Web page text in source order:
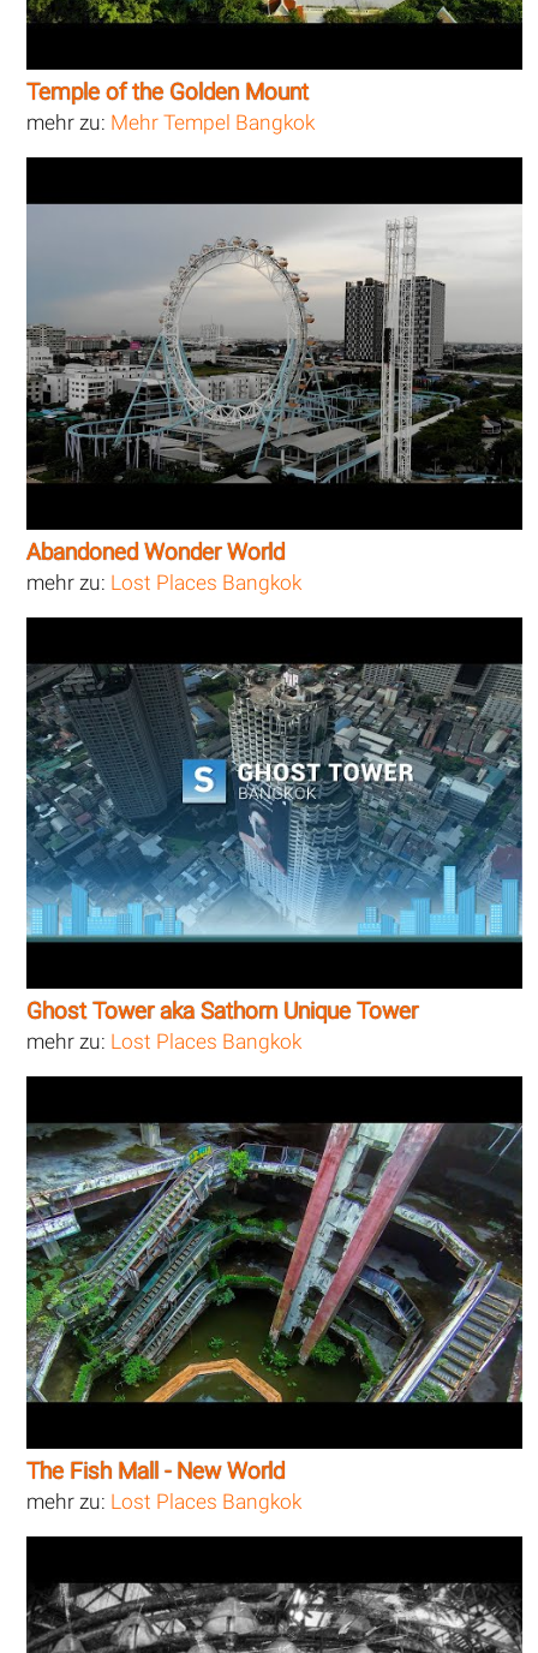
Temple of the Golden Mount
mehr zu: Mehr Tempel Bangkok
Abandoned Wonder World
mehr zu: Lost Places Bangkok
Ghost Tower aka Sathorn Unique Tower
mehr zu: Lost Places Bangkok
The Fish Mall - New World
mehr zu: Lost Places Bangkok